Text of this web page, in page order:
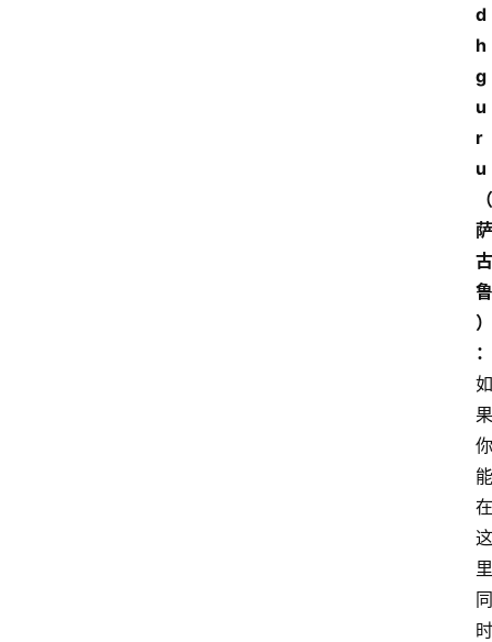
d
h
g
u
r
u
（
萨
古
鲁
）
：
如
果
你
能
在
这
里
同
时